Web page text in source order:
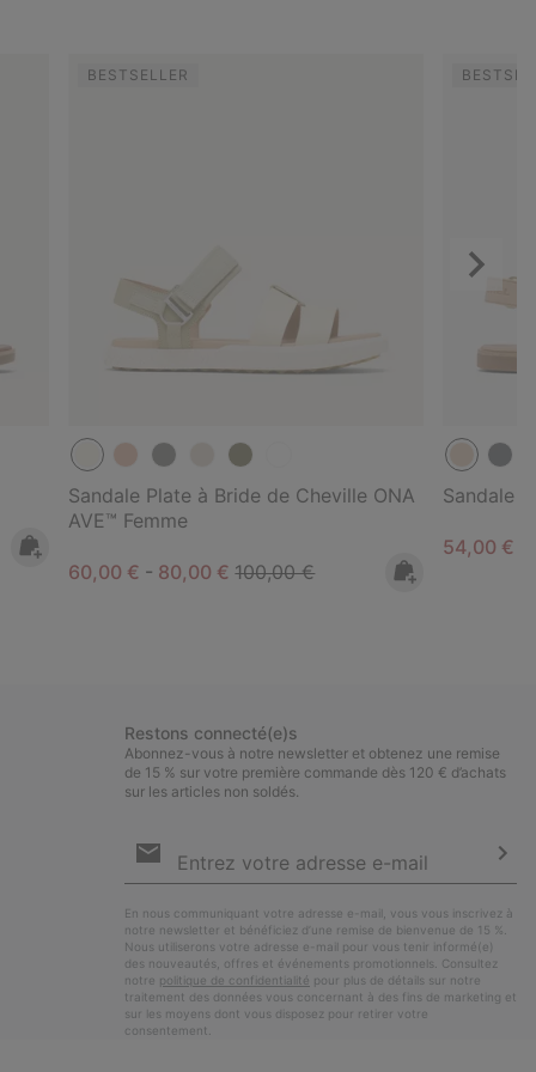
BESTSELLER
Sandale Plate à Bride de Cheville ONA
AVE™ Femme
Minimum sale price:
60,00 € - Maximum sale price:
80,00 €Regular price:
100,00 €
Sandale
Minimum
54,00 €
Suivant
Restons connecté(e)s
Abonnez-vous à notre newsletter et obtenez une remise
de 15 % sur votre première commande dès 120 € d’achats
sur les articles non soldés.
par
En nous communiquant votre adresse e-mail, vous vous inscrivez à
notre newsletter et bénéficiez d’une remise de bienvenue de 15 %.
Nous utiliserons votre adresse e-mail pour vous tenir informé(e)
des nouveautés, offres et événements promotionnels. Consultez
notre politique de confidentialité pour plus de détails sur notre
traitement des données vous concernant à des fins de marketing et
sur les moyens dont vous disposez pour retirer votre
consentement.